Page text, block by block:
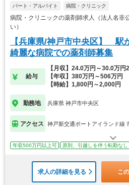
パート・アルバイト 病院・クリニック
病院・クリニックの薬剤師求人（法人名
い）
【兵庫県/神戸市中央区】 駅
綺麗な病院での薬剤師募集
給与
【月収】24.0万円～30.0万円
【年収】380万円～506万円
【時給】1,800円～2,000円
勤務地 兵庫県 神戸市中央区
アクセス 神戸新交通ポートアイランド線
年収500万円以上可 原則、引越しを伴う転勤なし
求人の詳細を見る こ